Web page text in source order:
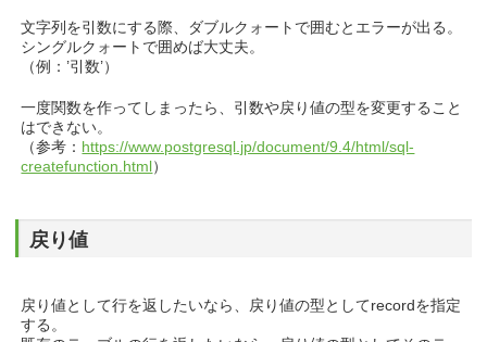
文字列を引数にする際、ダブルクォートで囲むとエラーが出る。
シングルクォートで囲めば大丈夫。
（例：’引数’）
一度関数を作ってしまったら、引数や戻り値の型を変更すること
はできない。
（参考： https://www.postgresql.jp/document/9.4/html/sql-
createfunction.html）
戻り値
戻り値として行を返したいなら、戻り値の型としてrecordを指定
する。